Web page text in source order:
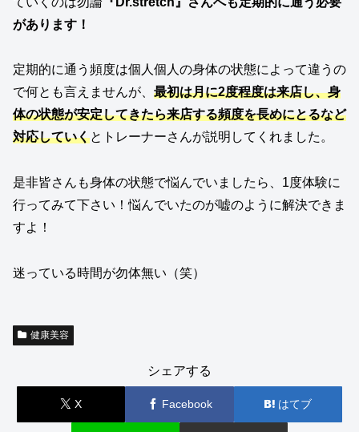
があります！
定期的に通う頻度は個人個人の身体の状態によって違うの
で何とも言えませんが、 最初は月に2度程度は来店し、身
体の状態が安定してきたら来店する頻度を長めにとるなど
対応していくとトレーナーさんが説明してくれました。
是非皆さんも身体の状態で悩んでいましたら、1度体験に
行ってみて下さい！悩んでいたのが嘘のように解決できま
すよ！
迷っている時間が勿体無い（笑）
健康美容
シェアする
X Facebook はてブ